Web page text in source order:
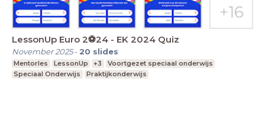
LessonUp Euro 2⚽️24 - EK 2024 Quiz
November 2025- 20 slides
Mentorles LessonUp +3
Voortgezet speciaal onderwijs
Speciaal Onderwijs
Praktijkonderwijs